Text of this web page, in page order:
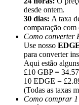
BTC Welcome Rewards
desde ontem.
30 dias: A taxa
comparação com
Como converter
Use nosso
para converter
Aqui estão
£10 GBP =
10 EDGE =
(Todas as taxas
Como comprar